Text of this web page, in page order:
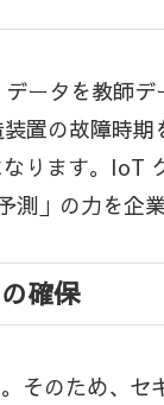
ータを教師デ
置の故障時期
ります。IoT
」の力を企業
確保
そのため、セ